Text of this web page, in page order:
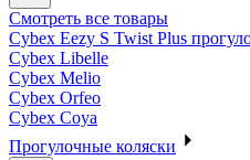
Смотреть все товары
Cybex Eezy S Twist Plus
Cybex Libelle
Cybex Melio
Cybex Orfeo
Cybex Coya
Прогулочные коляски